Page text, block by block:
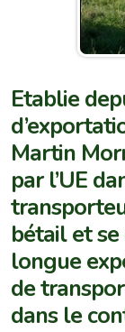
Etablie
Martin
par l’UE
bétail et
longue
de
dans le